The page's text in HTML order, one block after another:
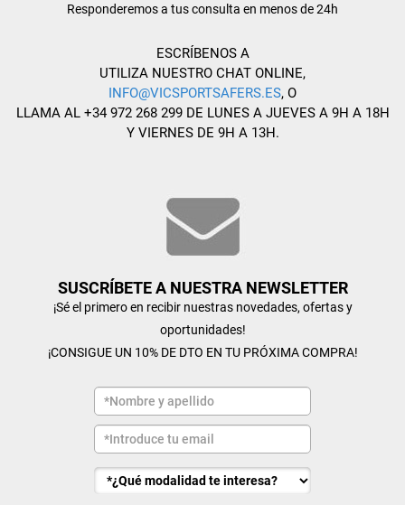
Responderemos a tus consulta en menos de 24h
ESCRÍBENOS A
UTILIZA NUESTRO CHAT ONLINE,
INFO@VICSPORTSAFERS.ES, O
LLAMA AL +34 972 268 299 DE LUNES A JUEVES A 9H A 18H
Y VIERNES DE 9H A 13H.
SUSCRÍBETE A NUESTRA NEWSLETTER
¡Sé el primero en recibir nuestras novedades, ofertas y
oportunidades!
¡CONSIGUE UN 10% DE DTO EN TU PRÓXIMA COMPRA!